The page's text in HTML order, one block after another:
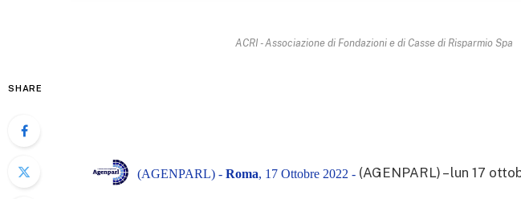
ACRI - Associazione di Fondazioni e di Casse di Risparmio Spa
SHARE
(AGENPARL) - Roma, 17 Ottobre 2022 - (AGENPARL) – lun 17